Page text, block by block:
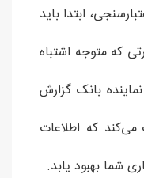
ابتدا باید
که متوجه اشتباه
بانک گزارش
که اطلاعات
شما بهبود یابد.